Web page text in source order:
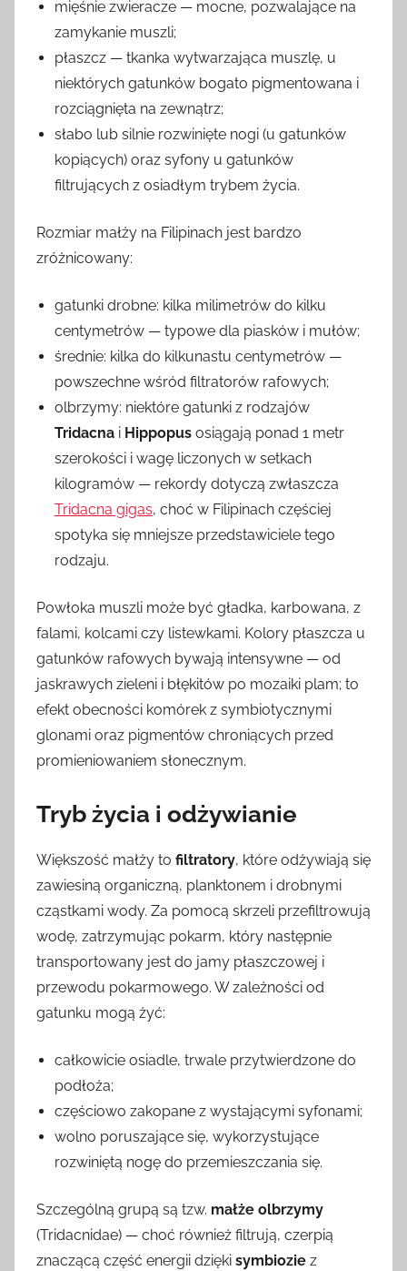
mięśnie zwieracze — mocne, pozwalające na
zamykanie muszli;
płaszcz — tkanka wytwarzająca muszlę, u
niektórych gatunków bogato pigmentowana i
rozciągnięta na zewnątrz;
słabo lub silnie rozwinięte nogi (u gatunków
kopiących) oraz syfony u gatunków
filtrujących z osiadłym trybem życia.
Rozmiar małży na Filipinach jest bardzo
zróżnicowany:
gatunki drobne: kilka milimetrów do kilku
centymetrów — typowe dla piasków i mułów;
średnie: kilka do kilkunastu centymetrów —
powszechne wśród filtratorów rafowych;
olbrzymy: niektóre gatunki z rodzajów
Tridacna i Hippopus osiągają ponad 1 metr
szerokości i wagę liczonych w setkach
kilogramów — rekordy dotyczą zwłaszcza
Tridacna gigas, choć w Filipinach częściej
spotyka się mniejsze przedstawiciele tego
rodzaju.
Powłoka muszli może być gładka, karbowana, z
falami, kolcami czy listewkami. Kolory płaszcza u
gatunków rafowych bywają intensywne — od
jaskrawych zieleni i błękitów po mozaiki plam; to
efekt obecności komórek z symbiotycznymi
glonami oraz pigmentów chroniących przed
promieniowaniem słonecznym.
Tryb życia i odżywianie
Większość małży to filtratory, które odżywiają się
zawiesiną organiczną, planktonem i drobnymi
cząstkami wody. Za pomocą skrzeli przefiltrowują
wodę, zatrzymując pokarm, który następnie
transportowany jest do jamy płaszczowej i
przewodu pokarmowego. W zależności od
gatunku mogą żyć:
całkowicie osiadle, trwale przytwierdzone do
podłoża;
częściowo zakopane z wystającymi syfonami;
wolno poruszające się, wykorzystujące
rozwiniętą nogę do przemieszczania się.
Szczególną grupą są tzw. małże olbrzymy
(Tridacnidae) — choć również filtrują, czerpią
znaczącą część energii dzięki symbiozie z